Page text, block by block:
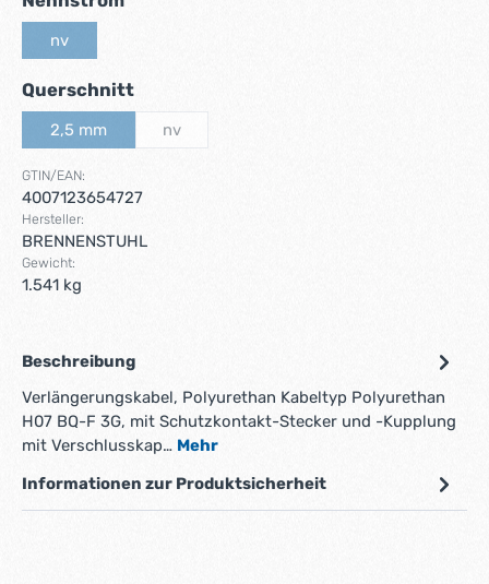
nv
Querschnittauswählen
2,5 mm nv
GTIN/EAN:
4007123654727
Hersteller:
BRENNENSTUHL
Gewicht:
1.541 kg
Beschreibung
Verlängerungskabel, Polyurethan Kabeltyp Polyurethan
H07 BQ-F 3G, mit Schutzkontakt-Stecker und -Kupplung
mit Verschlusskap… Mehr
Informationen zur Produktsicherheit